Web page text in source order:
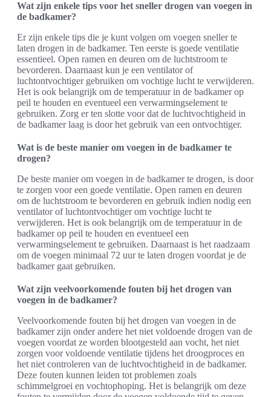
Wat zijn enkele tips voor het sneller drogen van voegen in
de badkamer?
Er zijn enkele tips die je kunt volgen om voegen sneller te
laten drogen in de badkamer. Ten eerste is goede ventilatie
essentieel. Open ramen en deuren om de luchtstroom te
bevorderen. Daarnaast kun je een ventilator of
luchtontvochtiger gebruiken om vochtige lucht te verwijderen.
Het is ook belangrijk om de temperatuur in de badkamer op
peil te houden en eventueel een verwarmingselement te
gebruiken. Zorg er ten slotte voor dat de luchtvochtigheid in
de badkamer laag is door het gebruik van een ontvochtiger.
Wat is de beste manier om voegen in de badkamer te
drogen?
De beste manier om voegen in de badkamer te drogen, is door
te zorgen voor een goede ventilatie. Open ramen en deuren
om de luchtstroom te bevorderen en gebruik indien nodig een
ventilator of luchtontvochtiger om vochtige lucht te
verwijderen. Het is ook belangrijk om de temperatuur in de
badkamer op peil te houden en eventueel een
verwarmingselement te gebruiken. Daarnaast is het raadzaam
om de voegen minimaal 72 uur te laten drogen voordat je de
badkamer gaat gebruiken.
Wat zijn veelvoorkomende fouten bij het drogen van
voegen in de badkamer?
Veelvoorkomende fouten bij het drogen van voegen in de
badkamer zijn onder andere het niet voldoende drogen van de
voegen voordat ze worden blootgesteld aan vocht, het niet
zorgen voor voldoende ventilatie tijdens het droogproces en
het niet controleren van de luchtvochtigheid in de badkamer.
Deze fouten kunnen leiden tot problemen zoals
schimmelgroei en vochtophoping. Het is belangrijk om deze